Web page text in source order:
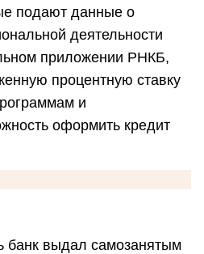
подают данные о
деятельности
приложении РНКБ,
процентную ставку
и
оформить кредит
банк выдал самозанятым